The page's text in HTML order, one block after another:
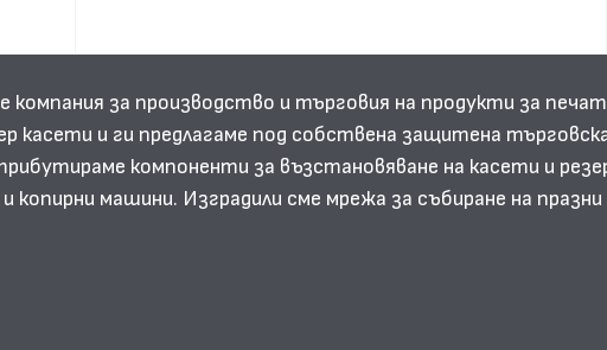
компания за производство и търговия на продукти за
касети и ги предлагаме под собствена защитена
компоненти за възстановяване на касети и
копирни машини. Изградили сме мрежа за събиране на